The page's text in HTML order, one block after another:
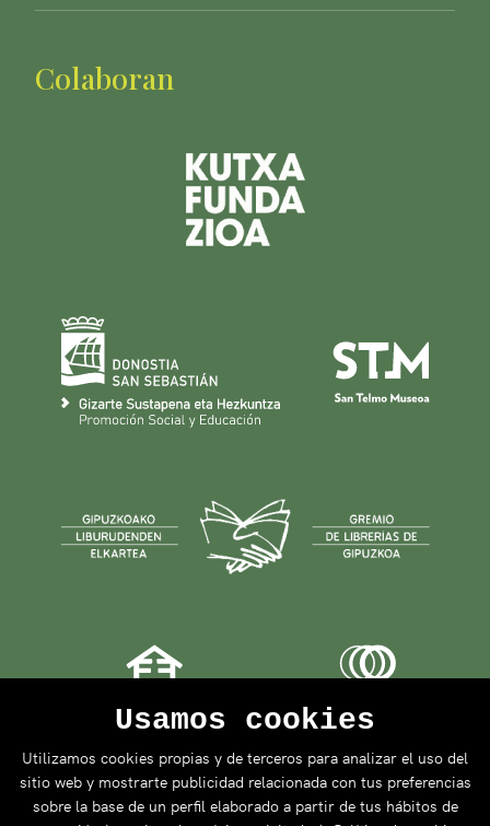
Colaboran
Usamos cookies
Utilizamos cookies propias y de terceros para analizar el uso del
sitio web y mostrarte publicidad relacionada con tus preferencias
sobre la base de un perfil elaborado a partir de tus hábitos de